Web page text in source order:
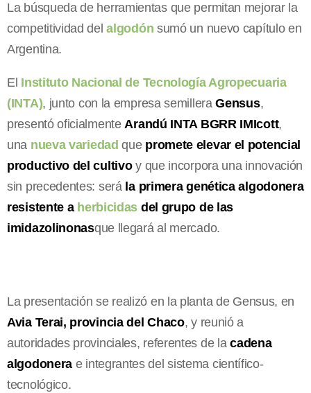
La búsqueda de herramientas que permitan mejorar la
competitividad delalgodón sumó un nuevo capítulo en
Argentina.
El Instituto Nacional de Tecnología Agropecuaria
(INTA), junto con la empresa semilleraGensus,
presentó oficialmenteArandú INTA BGRR IMIcott,
una nueva variedad que promete elevar el potencial
productivo del cultivoy que incorpora una innovación
sin precedentes: será la primera genética algodonera
resistente a herbicidas del grupo de las
imidazolinonasque llegará al mercado.
La presentación se realizó en la planta de Gensus, en
Avia Terai, provincia del Chaco, y reunió a
autoridades provinciales, referentes de lacadena
algodonera e integrantes del sistema científico-
tecnológico.